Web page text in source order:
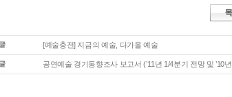
[예술충전] 지금의 예술, 다가올 예술
공연예술 경기동향조사 보고서 (’11년 1/4분기 전망 및 ’10